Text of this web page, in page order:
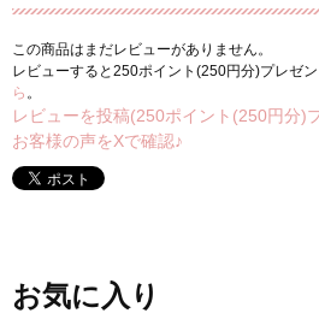
この商品はまだレビューがありません。
レビューすると250ポイント(250円分)プレゼ
ら 。
レビューを投稿(250ポイント(250円分)
お客様の声をXで確認♪
お気に入り